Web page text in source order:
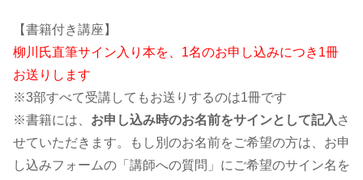
【書籍付き講座】
柳川氏直筆サイン入り本を、1名のお申し込みにつき1冊
お送りします
※3部すべて受講してもお送りするのは1冊です
※書籍には、 お申し込み時のお名前をサインとして記入 さ
せていただきます。もし別のお名前をご希望の方は、お申
し込みフォームの「講師への質問」にご希望のサイン名を